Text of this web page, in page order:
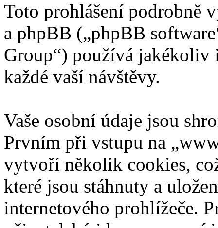
Toto prohlášení podrobně
a phpBB („phpBB
Group“) používá jakékoliv
každé vaší návštěvy.
Vaše osobní údaje jsou
Prvním při vstupu na
vytvoří několik cookies,
které jsou stáhnuty a
internetového prohlížeče.